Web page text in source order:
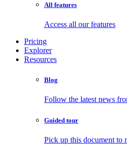
All features
Access all our features
Pricing
Explorer
Resources
Blog
Follow the latest news
Guided tour
Pick up this document to